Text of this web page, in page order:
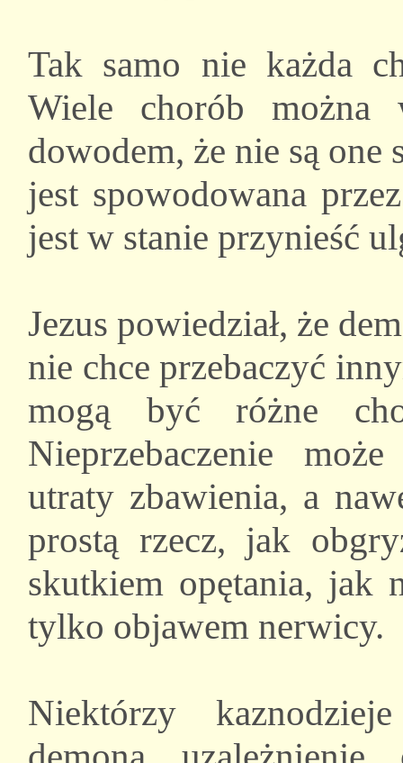
Tak samo nie każda
Wiele chorób można
dowodem, że nie są one
jest spowodowana
jest w stanie przynieść
Jezus powiedział, że
nie chce przebaczyć
mogą być różne
Nieprzebaczenie
utraty zbawienia, a
prostą rzecz, jak
skutkiem opętania, jak
tylko objawem nerwicy.
Niektórzy